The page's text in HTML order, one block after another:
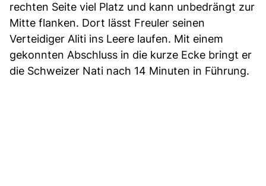
rechten Seite viel Platz und kann unbedrängt zur
Mitte flanken. Dort lässt Freuler seinen
Verteidiger Aliti ins Leere laufen. Mit einem
gekonnten Abschluss in die kurze Ecke bringt er
die Schweizer Nati nach 14 Minuten in Führung.